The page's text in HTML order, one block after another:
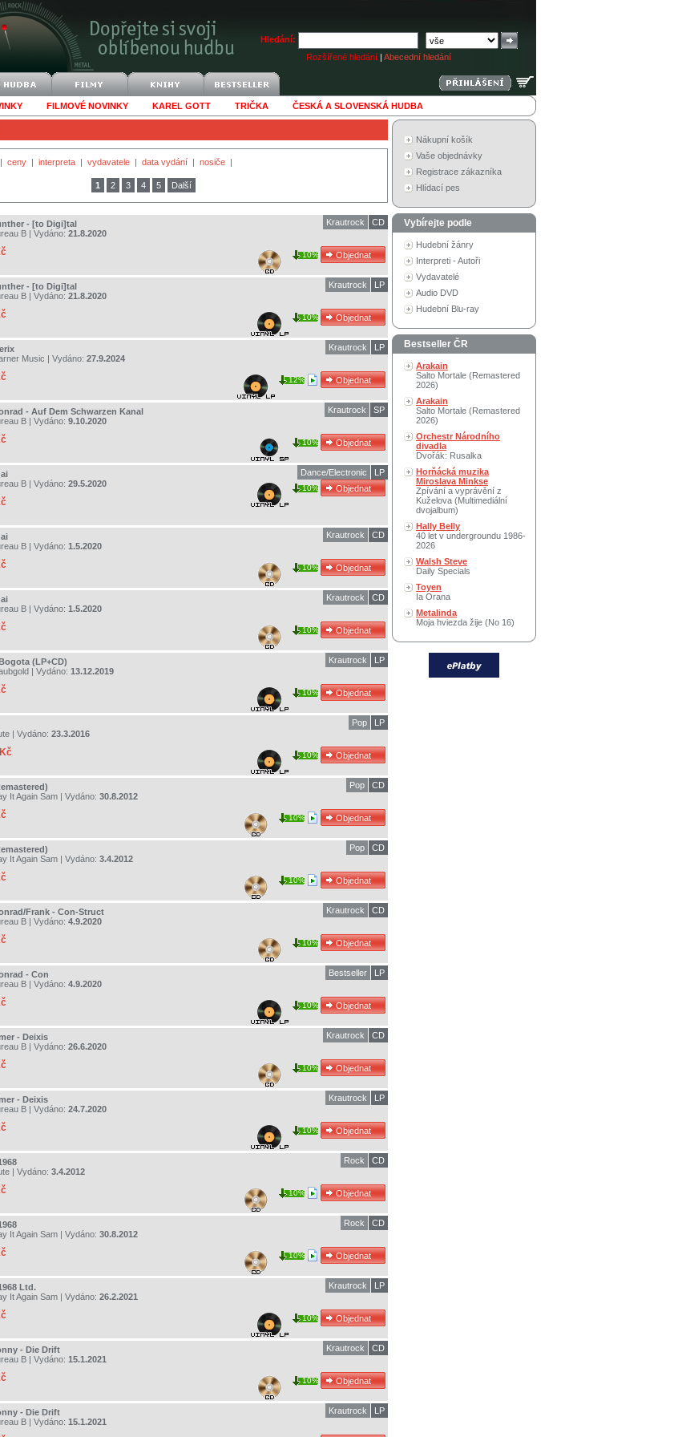
Hledání:
Rozšířené hledání | Abecední hledání
FILMOVÉ NOVINKY KAREL GOTT TRIČKA ČESKÁ A SLOVENSKÁ HUDBA
| ceny | interpreta | vydavatele | data vydání | nosiče |
1 2 3 4 5 Další
- [to Digi]tal
B | Vydáno: 21.8.2020
CD
Krautrock
10%
- [to Digi]tal
B | Vydáno: 21.8.2020
LP
Krautrock
10%
Music | Vydáno: 27.9.2024
LP
Krautrock
12%
- Auf Dem Schwarzen Kanal
B | Vydáno: 9.10.2020
SP
Krautrock
10%
B | Vydáno: 29.5.2020
LP
Dance/Electronic
10%
B | Vydáno: 1.5.2020
CD
Krautrock
10%
B | Vydáno: 1.5.2020
CD
Krautrock
10%
(LP+CD)
| Vydáno: 13.12.2019
LP
Krautrock
10%
| Vydáno: 23.3.2016
LP
Pop
10%
It Again Sam | Vydáno: 30.8.2012
CD
Pop
10%
It Again Sam | Vydáno: 3.4.2012
CD
Pop
10%
Frank - Con-Struct
B | Vydáno: 4.9.2020
CD
Krautrock
10%
- Con
B | Vydáno: 4.9.2020
LP
Bestseller
10%
- Deixis
B | Vydáno: 26.6.2020
CD
Krautrock
10%
- Deixis
B | Vydáno: 24.7.2020
LP
Krautrock
10%
| Vydáno: 3.4.2012
CD
Rock
10%
It Again Sam | Vydáno: 30.8.2012
CD
Rock
10%
Ltd.
It Again Sam | Vydáno: 26.2.2021
LP
Krautrock
10%
- Die Drift
B | Vydáno: 15.1.2021
CD
Krautrock
10%
- Die Drift
B | Vydáno: 15.1.2021
LP
Krautrock
Nákupní košík
Vaše objednávky
Registrace zákazníka
Hlídací pes
Vybírejte podle
Hudební žánry
Interpreti - Autoři
Vydavatelé
Audio DVD
Hudební Blu-ray
Bestseller ČR
Arakain
Salto Mortale (Remastered
2026)
Arakain
Salto Mortale (Remastered
2026)
Orchestr Národního
divadla
Dvořák: Rusalka
Horňácká muzika
Miroslava Minkse
Zpívání a vyprávění z
Kuželova (Multimediální
dvojalbum)
Hally Belly
40 let v undergroundu 1986-
2026
Walsh Steve
Daily Specials
Toyen
Ia Orana
Metalinda
Moja hviezda žije (No 16)